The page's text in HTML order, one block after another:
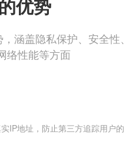
优势
涵盖隐私保护、安全性、
络性能等方面
IP地址，防止第三方追踪用户的